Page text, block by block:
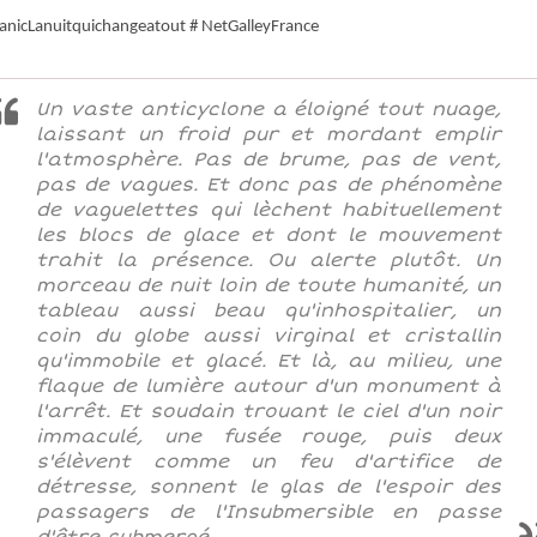
# NetGalleyFrance
Un vaste anticyclone a éloigné tout nuage,
laissant un froid pur et mordant emplir
l'atmosphère. Pas de brume, pas de vent,
pas de vagues. Et donc pas de phénomène
de vaguelettes qui lèchent habituellement
les blocs de glace et dont le mouvement
trahit la présence. Ou alerte plutôt. Un
morceau de nuit loin de toute humanité, un
tableau aussi beau qu'inhospitalier, un
coin du globe aussi virginal et cristallin
qu'immobile et glacé. Et là, au milieu, une
flaque de lumière autour d'un monument à
l'arrêt. Et soudain trouant le ciel d'un noir
immaculé, une fusée rouge, puis deux
s'élèvent comme un feu d'artifice de
détresse, sonnent le glas de l'espoir des
passagers de l'Insubmersible en passe